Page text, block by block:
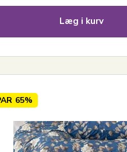
Læg i kurv
65%